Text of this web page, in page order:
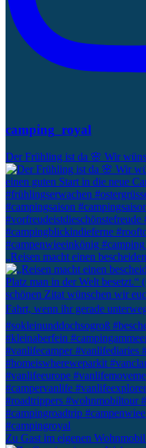
camping_royal
Der Frühling ist da 🌸 Wir
„Reisen macht einen
Zu Gast im eigenen